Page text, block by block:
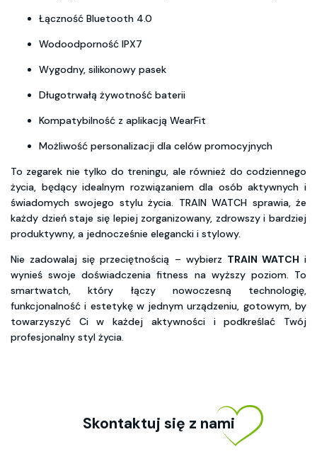
Łączność Bluetooth 4.0
Wodoodporność IPX7
Wygodny, silikonowy pasek
Długotrwałą żywotność baterii
Kompatybilność z aplikacją WearFit
Możliwość personalizacji dla celów promocyjnych
To zegarek nie tylko do treningu, ale również do codziennego
życia, będący idealnym rozwiązaniem dla osób aktywnych i
świadomych swojego stylu życia. TRAIN WATCH sprawia, że
każdy dzień staje się lepiej zorganizowany, zdrowszy i bardziej
produktywny, a jednocześnie elegancki i stylowy.
Nie zadowalaj się przeciętnością – wybierz TRAIN WATCH i
wynieś swoje doświadczenia fitness na wyższy poziom. To
smartwatch, który łączy nowoczesną technologię,
funkcjonalność i estetykę w jednym urządzeniu, gotowym, by
towarzyszyć Ci w każdej aktywności i podkreślać Twój
profesjonalny styl życia.
Skontaktuj się z nami